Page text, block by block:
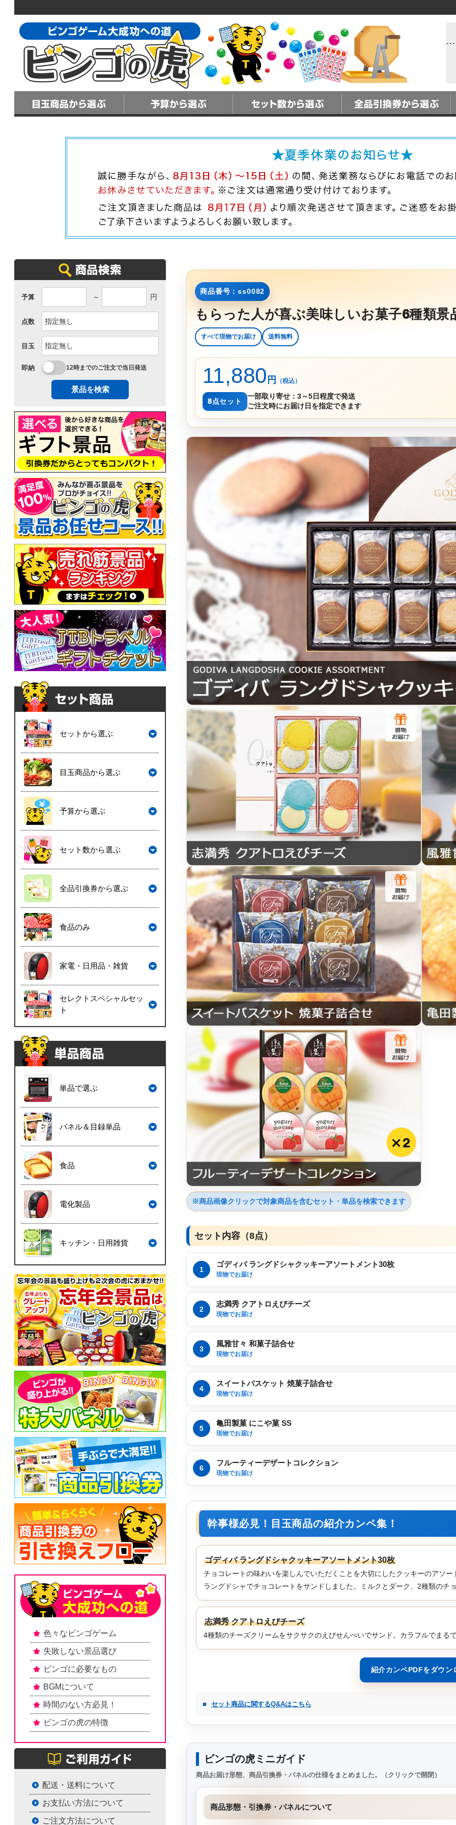
予算 ～ 円
点数
目玉
即納 12時までのご注文で当日発送
景品を検索
セットから選ぶ
目玉商品から選ぶ
予算から選ぶ
セット数から選ぶ
全品引換券から選ぶ
食品のみ
家電・日用品・雑貨
セレクトスペシャルセッ
ト
単品で選ぶ
パネル＆目録単品
食品
電化製品
キッチン・日用雑貨
色々なビンゴゲーム
失敗しない景品選び
ビンゴに必要なもの
BGMについて
時間のない方必見！
ビンゴの虎の特徴
配送・送料について
お支払い方法について
ご注文方法について
商品番号：ss0082
もらった人が喜ぶ美味しいお菓子6種類景
すべて現物でお届け 送料無料
11,880 円 （税込）
8点セット
一部取り寄せ：3～5日程度で発送
ご注文時にお届け日を指定できます
※商品画像クリックで対象商品を含むセット・単品を検索できます
セット内容（8点）
1
ゴディバ ラングドシャクッキーアソートメント30枚
現物でお届け
2
志満秀 クアトロえびチーズ
現物でお届け
3
風雅甘々 和菓子詰合せ
現物でお届け
4
スイートバスケット 焼菓子詰合せ
現物でお届け
5
亀田製菓 にこや菓 SS
現物でお届け
6
フルーティーデザートコレクション
現物でお届け
幹事様必見！目玉商品の紹介カンペ集！
ゴディバ ラングドシャクッキーアソートメント30枚
チョコレートの味わいを楽しんでいただくことを大切にしたクッキーのアソ
ラングドシャでチョコレートをサンドしました。ミルクとダーク、2種類のチ
志満秀 クアトロえびチーズ
4種類のチーズクリームをサクサクのえびせんべいでサンド。カラフルでまる
紹介カンペPDFをダウン
■ セット商品に関するQ&Aはこちら
ビンゴの虎ミニガイド
商品お届け形態、商品引換券・パネルの仕様をまとめました。（クリックで開閉）
商品形態・引換券・パネルについて